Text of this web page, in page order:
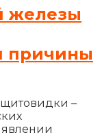
железы
причины
–